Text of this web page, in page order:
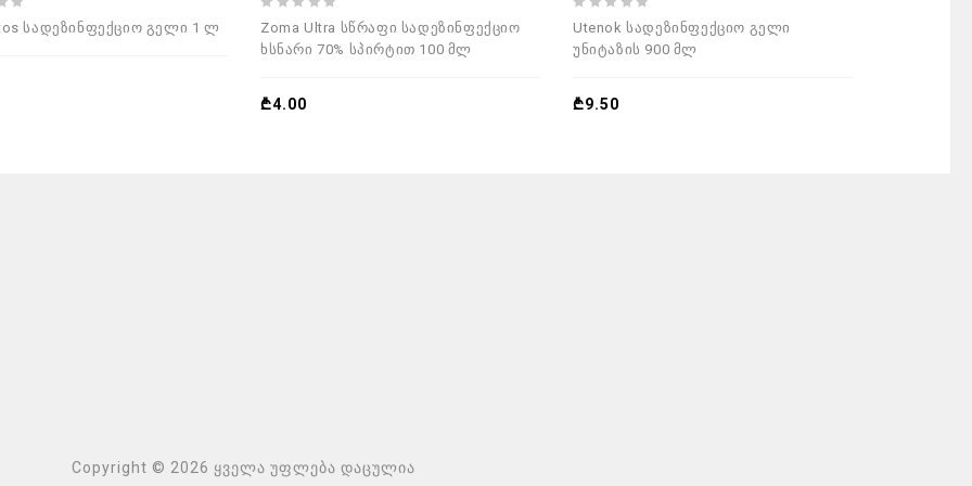
სადეზინფექციო გელი 1 ლ
of
Zoma Ultra სწრაფი სადეზინფექციო
ხსნარი 70% სპირტით 100 მლ
₾4.00
of
Utenok სადეზინფექციო გელი
უნიტაზის 900 მლ
₾9.50
Copyright © 2026 ყველა უფლება დაცულია